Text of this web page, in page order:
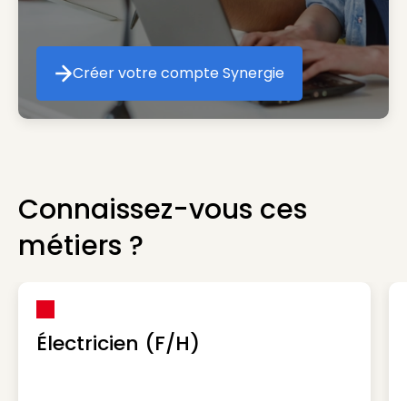
Créer votre compte Synergie
Créer votre compte Synergie
Connaissez-vous ces
métiers ?
Électricien (F/H)